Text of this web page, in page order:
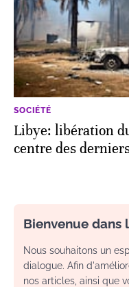
SOCIÉTÉ
Libye: libération
centre des
Bienvenue dans
Nous souhaitons un
dialogue. Afin
nos articles, ainsi que